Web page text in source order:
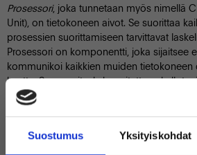
Suostumus Yksityiskohdat
Prosessori, joka tunnetaan myös nimellä
Unit), on tietokoneen aivot. Se suorittaa
prosessien suorittamiseen tarvittavat
Prosessori on komponentti, joka sijaitsee
kommunikoi kaikkien muiden tietokoneen
kautta. Sen suorituskyky, mitattuna
lukumäärällä, vaikuttaa suoraan
suorituskykyyn.